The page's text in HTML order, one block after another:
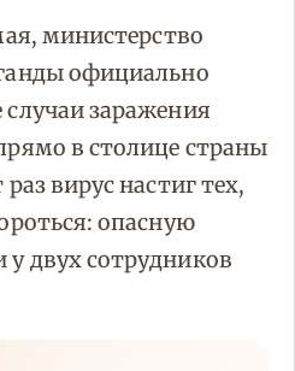
министерство
официально
заражения
в столице страны
вирус настиг тех,
опасную
двух сотрудников